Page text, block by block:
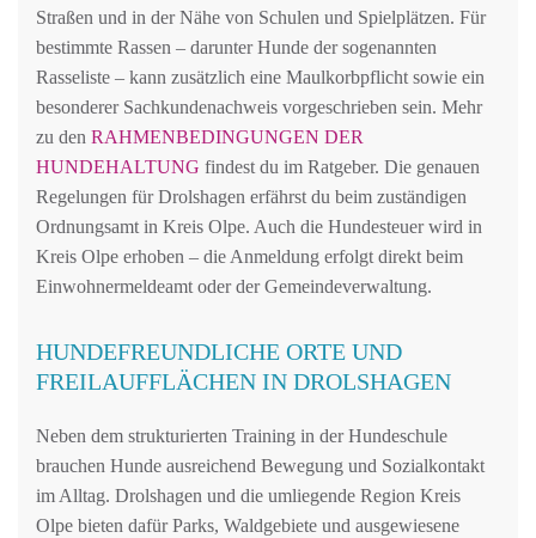
Straßen und in der Nähe von Schulen und Spielplätzen. Für
bestimmte Rassen – darunter Hunde der sogenannten
Rasseliste – kann zusätzlich eine Maulkorbpflicht sowie ein
besonderer Sachkundenachweis vorgeschrieben sein. Mehr
zu den RAHMENBEDINGUNGEN DER
HUNDEHALTUNG findest du im Ratgeber. Die genauen
Regelungen für Drolshagen erfährst du beim zuständigen
Ordnungsamt in Kreis Olpe. Auch die Hundesteuer wird in
Kreis Olpe erhoben – die Anmeldung erfolgt direkt beim
Einwohnermeldeamt oder der Gemeindeverwaltung.
HUNDEFREUNDLICHE ORTE UND
FREILAUFFLÄCHEN IN DROLSHAGEN
Neben dem strukturierten Training in der Hundeschule
brauchen Hunde ausreichend Bewegung und Sozialkontakt
im Alltag. Drolshagen und die umliegende Region Kreis
Olpe bieten dafür Parks, Waldgebiete und ausgewiesene